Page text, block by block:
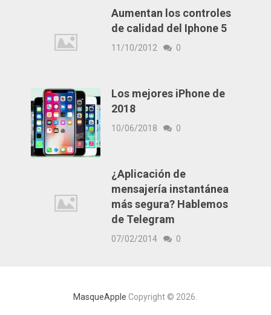
Aumentan los controles
de calidad del Iphone 5
11/10/2012 0
Los mejores iPhone de
2018
10/06/2018 0
¿Aplicación de
mensajería instantánea
más segura? Hablemos
de Telegram
07/02/2014 0
MasqueApple Copyright © 2026.